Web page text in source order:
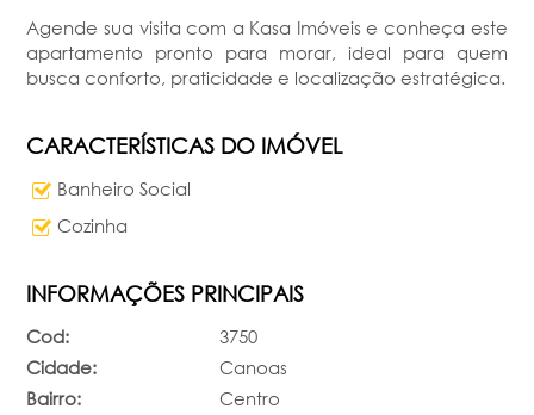
Agende sua visita com a Kasa Imóveis e conheça este
apartamento pronto para morar, ideal para quem
busca conforto, praticidade e localização estratégica.
CARACTERÍSTICAS DO IMÓVEL
Banheiro Social
Cozinha
INFORMAÇÕES PRINCIPAIS
Cod:
3750
Cidade:
Canoas
Bairro:
Centro